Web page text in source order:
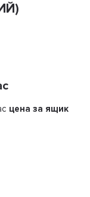
цена за ящик